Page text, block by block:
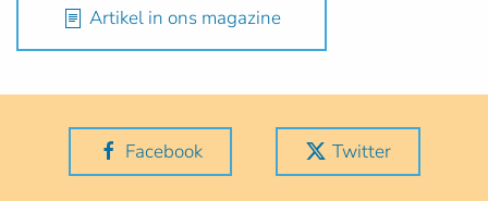
Artikel in ons magazine
Facebook Twitter